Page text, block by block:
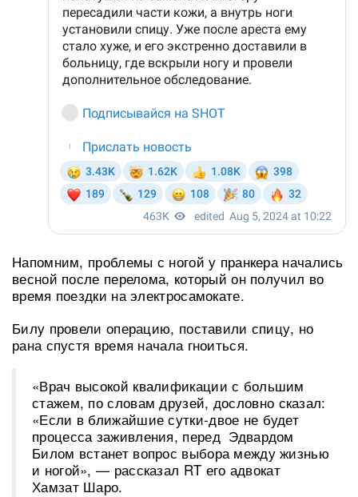
Напомним, проблемы с ногой у пранкера начались
весной после перелома, который он получил во
время поездки на электросамокате.
Билу провели операцию, поставили спицу, но
рана спустя время начала гноиться.
«Врач высокой квалификации с большим
стажем, по словам друзей, дословно сказал:
«Если в ближайшие сутки-двое не будет
процесса заживления, перед Эдвардом
Билом встанет вопрос выбора между жизнью
и ногой», — рассказал RT его адвокат
Хамзат Шаро.